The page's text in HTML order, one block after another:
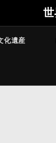
化遺産